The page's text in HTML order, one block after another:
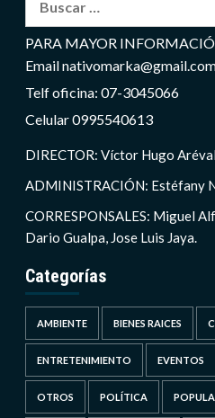
PARA MAYOR
Email
Telf oficina: 07-3045066
Celular 0995540613
DIRECTOR: Víctor Hugo
ADMINISTRACIÓN: Estéfany
CORRESPONSALES: Miguel
Dario Gualpa, Jose Luis Jaya.
Categorías
AMBIENTE BIENES RAICES
ENTRETENIMIENTO EVENTOS
OTROS POLÍTICA